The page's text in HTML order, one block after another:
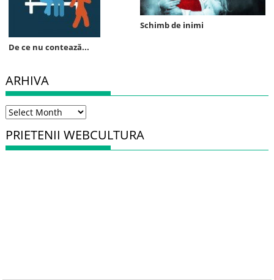
De ce nu contează...
Schimb de inimi
ARHIVA
Arhiva
PRIETENII WEBCULTURA